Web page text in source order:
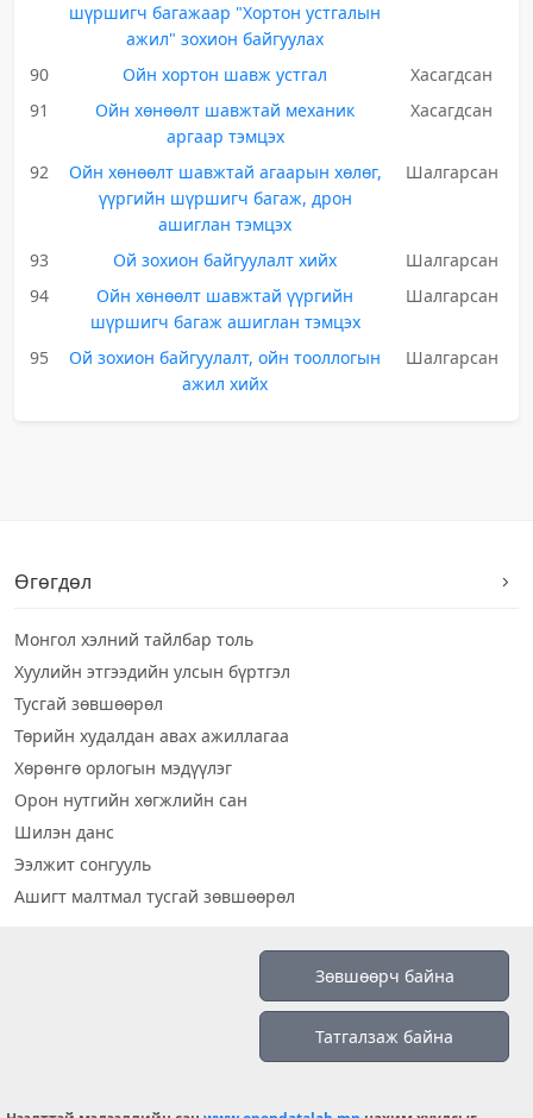
шүршигч багажаар "Хортон устгалын
ажил" зохион байгуулах
90 Ойн хортон шавж устгал
Хасагдсан
91
Ойн хөнөөлт шавжтай механик
аргаар тэмцэх
Хасагдсан
92
Ойн хөнөөлт шавжтай агаарын хөлөг,
үүргийн шүршигч багаж, дрон
ашиглан тэмцэх
Шалгарсан
93 Ой зохион байгуулалт хийх
Шалгарсан
94
Ойн хөнөөлт шавжтай үүргийн
шүршигч багаж ашиглан тэмцэх
Шалгарсан
95
Ой зохион байгуулалт, ойн тооллогын
ажил хийх
Шалгарсан
Өгөгдөл
Монгол хэлний тайлбар толь
Хуулийн этгээдийн улсын бүртгэл
Тусгай зөвшөөрөл
Төрийн худалдан авах ажиллагаа
Хөрөнгө орлогын мэдүүлэг
Орон нутгийн хөгжлийн сан
Шилэн данс
Ээлжит сонгууль
Ашигт малтмал тусгай зөвшөөрөл
info@opendatalab.mn
Зөвшөөрч байна
Татгалзаж байна